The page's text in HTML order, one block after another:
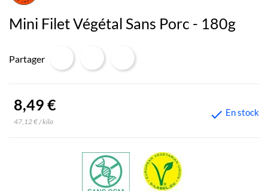
Mini Filet Végétal Sans Porc - 180g
Partager
8,49 €
47,12 € / kilo  En stock